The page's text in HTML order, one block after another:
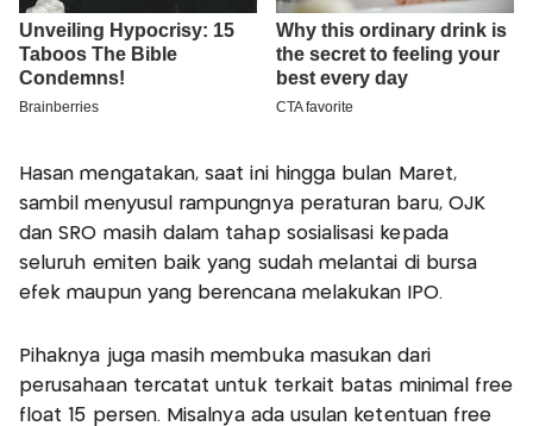
Hasan mengatakan, saat ini hingga bulan Maret,
sambil menyusul rampungnya peraturan baru, OJK
dan SRO masih dalam tahap sosialisasi kepada
seluruh emiten baik yang sudah melantai di bursa
efek maupun yang berencana melakukan IPO.
Pihaknya juga masih membuka masukan dari
perusahaan tercatat untuk terkait batas minimal free
float 15 persen. Misalnya ada usulan ketentuan free